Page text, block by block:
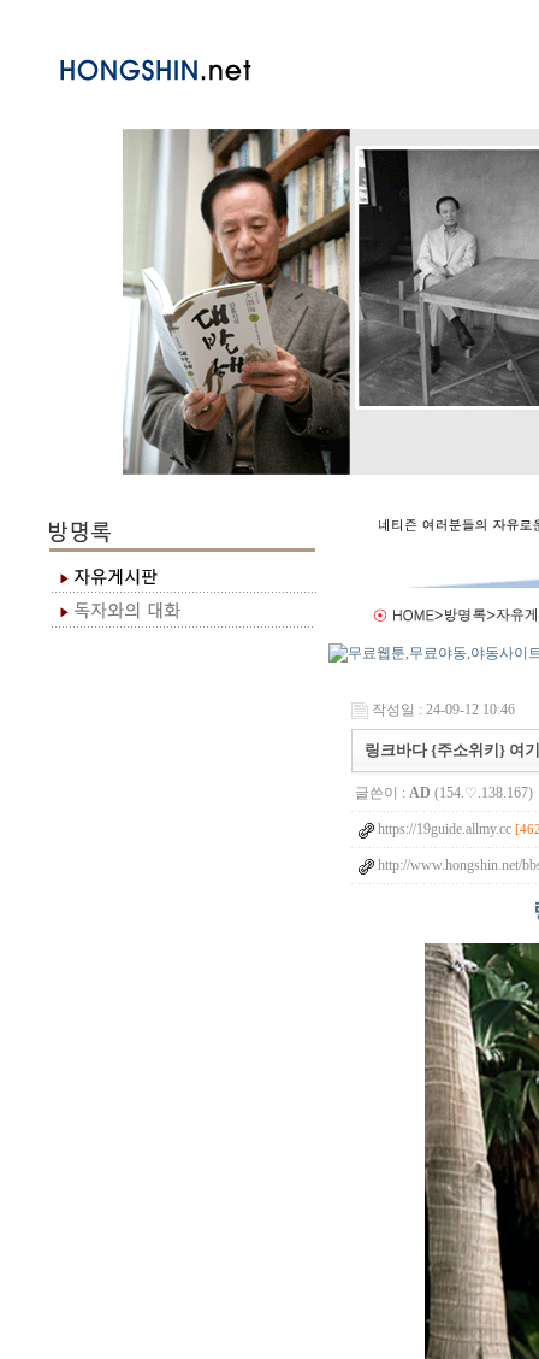
작성일 : 24-09-12 10:46
링크바다 {주소위키} 여
글쓴이 : AD (154.♡.138.167)
https://19guide.allmy.cc
http://www.hongshin.net/